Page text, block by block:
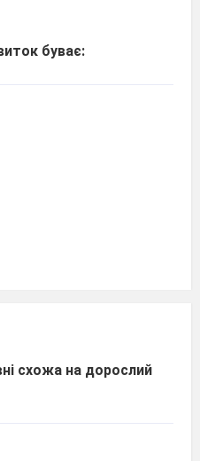
буває:
схожа на дорослий